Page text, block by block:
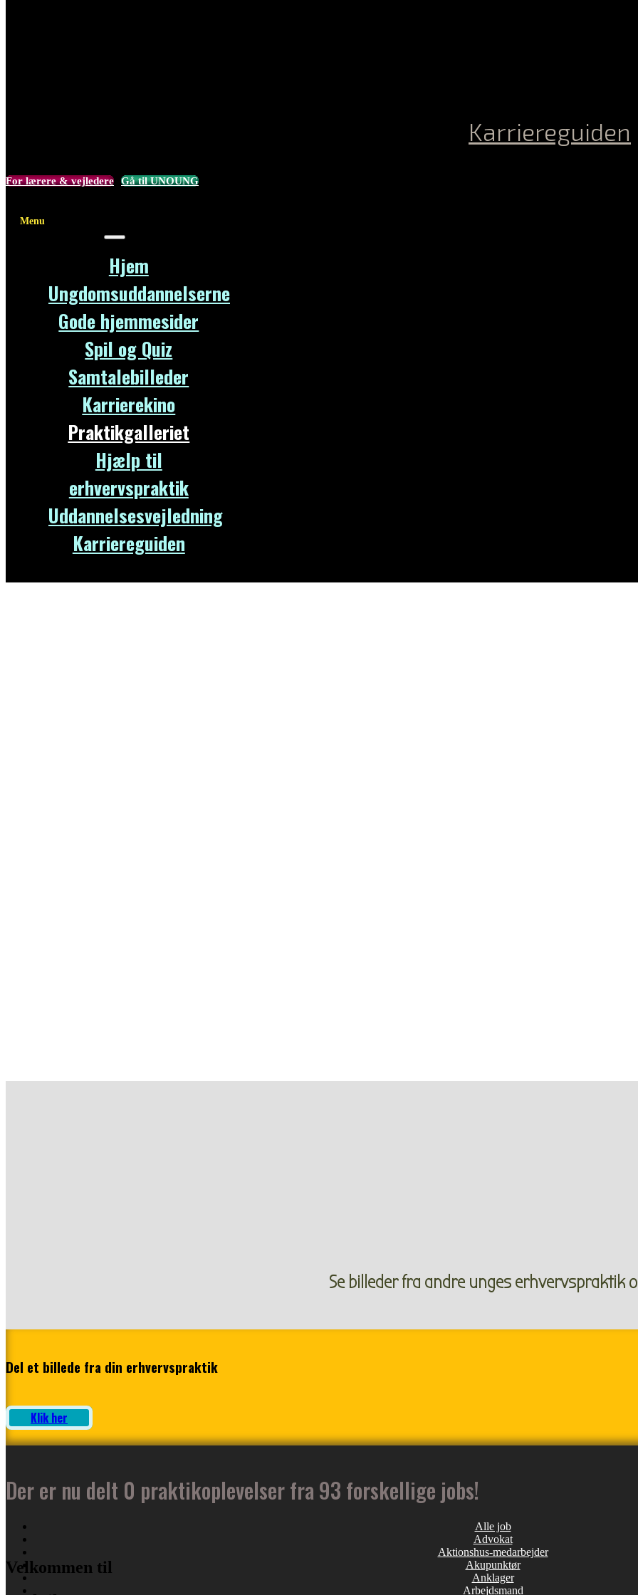
Karriereguiden
For lærere & vejledere Gå til UNOUNG
Menu
Hjem
Ungdomsuddannelserne
Gode hjemmesider
Spil og Quiz
Samtalebilleder
Karrierekino
Praktikgalleriet
Hjælp til
erhvervspraktik
Uddannelsesvejledning
Karriereguiden
Velkommen til
Se billeder fra andre unges erhvervspraktik
Del et billede fra din erhvervspraktik
Klik her
Der er nu delt 0 praktikoplevelser fra 93 forskellige jobs!
Alle job
Advokat
Aktionshus-medarbejder
Akupunktør
Anklager
Arbejdsmand